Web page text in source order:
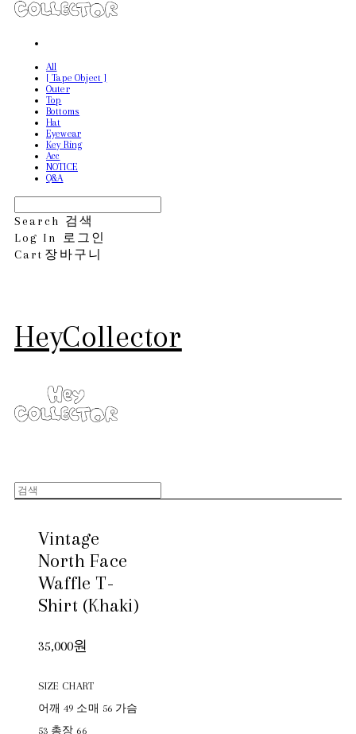
All
[ Tape Object ]
Outer
Top
Bottoms
Hat
Eyewear
Key Ring
Acc
NOTICE
Q&A
Search 검색
Log In
로그인
Cart 장바구니
HeyCollector
Vintage
North Face
Waffle T-
Shirt (Khaki)
35,000원
SIZE CHART
어깨 49 소매 56 가슴
53 총장 66